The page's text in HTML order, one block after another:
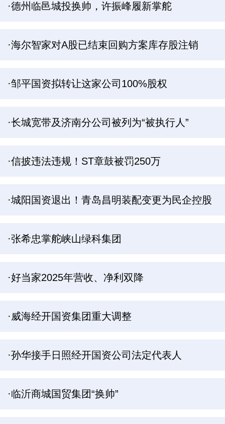
·德州临邑城投换帅，许振峰履新掌舵
·海尔智家对A股已结束回购方案库存股注销
·邹平国资拟转让这家公司100%股权
·长城宽带及济南分公司被列为“被执行人”
·信披违法违规！ST章鼓被罚250万
·城阳国资退出！青岛昌明装配变更为民企控股
·张希忠掌舵峡山绿科集团
·好当家2025年营收、净利双降
·威海经开国资集团重大调整
·孙华接手日照经开国资公司法定代表人
·临沂商城国贸集团“换帅”